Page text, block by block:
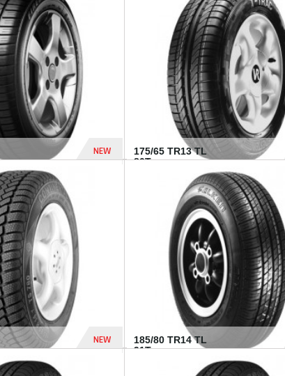
NEW
394 Dhs
175/65 TR13 TL
80T...
NEW
185/80 TR14 TL
91T...